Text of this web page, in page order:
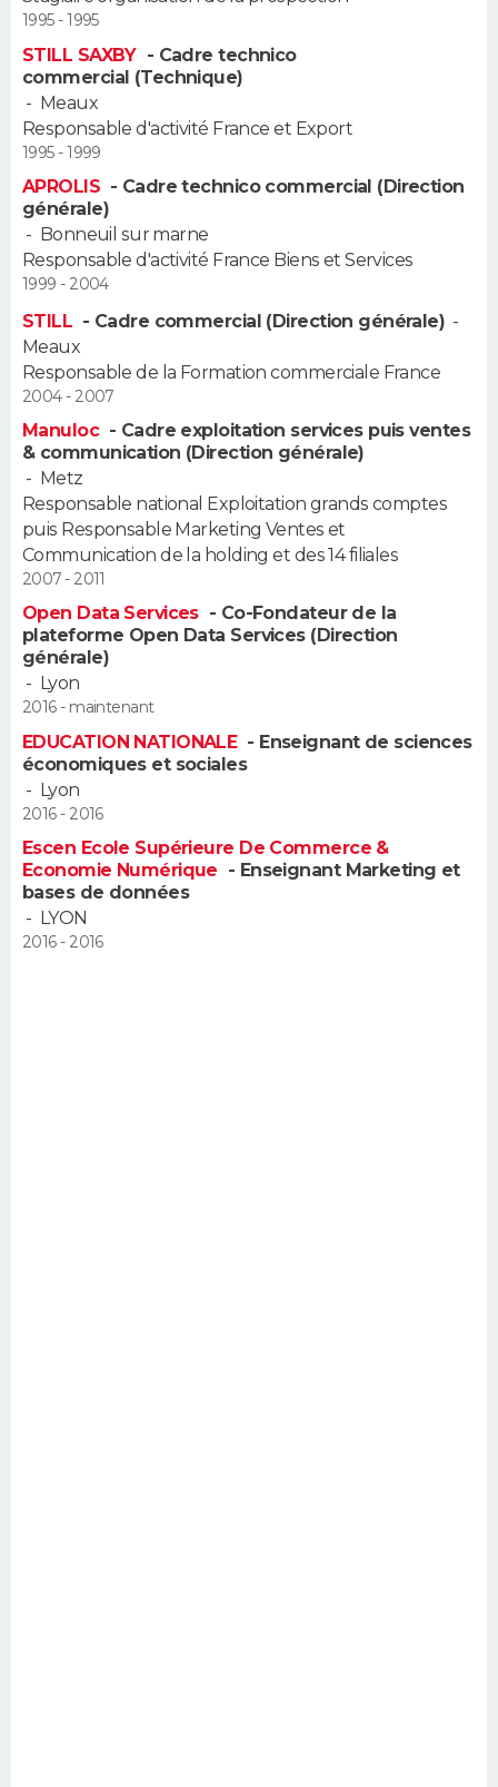
1995 - 1995
STILL SAXBY - Cadre technico
commercial (Technique)
- Meaux
Responsable d'activité France et Export
1995 - 1999
APROLIS - Cadre technico commercial (Direction
générale)
- Bonneuil sur marne
Responsable d'activité France Biens et Services
1999 - 2004
STILL - Cadre commercial (Direction générale) -
Meaux
Responsable de la Formation commerciale France
2004 - 2007
Manuloc - Cadre exploitation services puis ventes
& communication (Direction générale)
- Metz
Responsable national Exploitation grands comptes
puis Responsable Marketing Ventes et
Communication de la holding et des 14 filiales
2007 - 2011
Open Data Services - Co-Fondateur de la
plateforme Open Data Services (Direction
générale)
- Lyon
2016 - maintenant
EDUCATION NATIONALE - Enseignant de sciences
économiques et sociales
- Lyon
2016 - 2016
Escen Ecole Supérieure De Commerce &
Economie Numérique - Enseignant Marketing et
bases de données
- LYON
2016 - 2016